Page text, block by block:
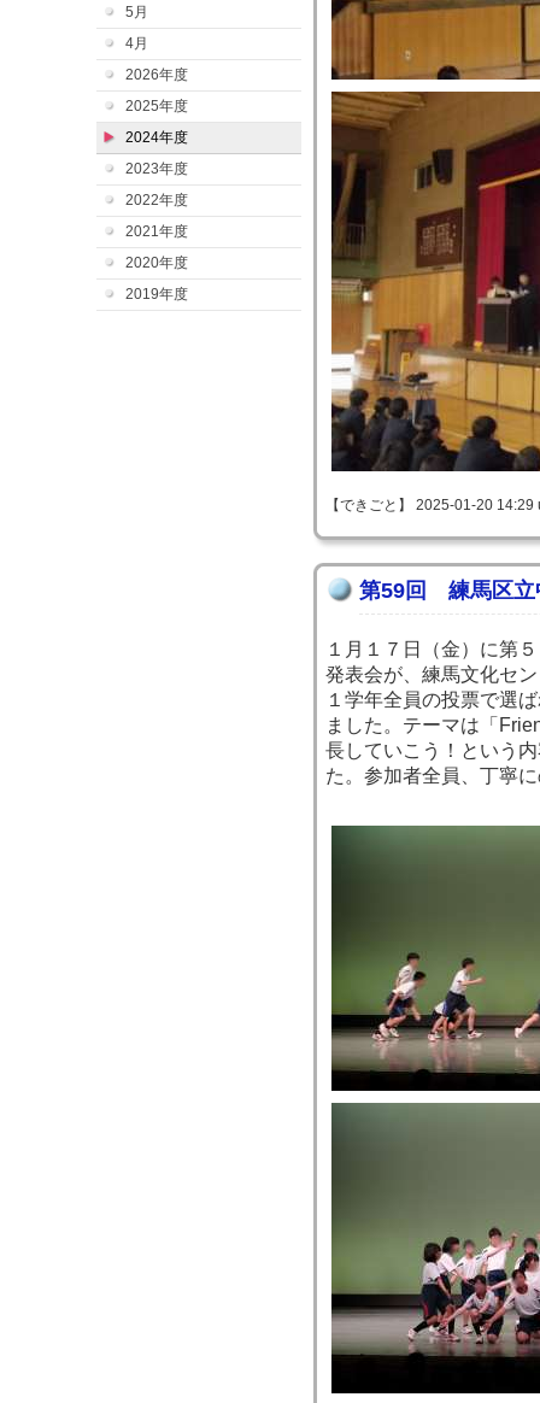
5月
4月
2026年度
2025年度
2024年度
2023年度
2022年度
2021年度
2020年度
2019年度
【できごと】 2025-01-20
第59回 練馬区立
１月１７日（金）に第
発表会が、練馬文化セ
１学年全員の投票で選
ました。テーマは「
長していこう！という
た。参加者全員、丁寧